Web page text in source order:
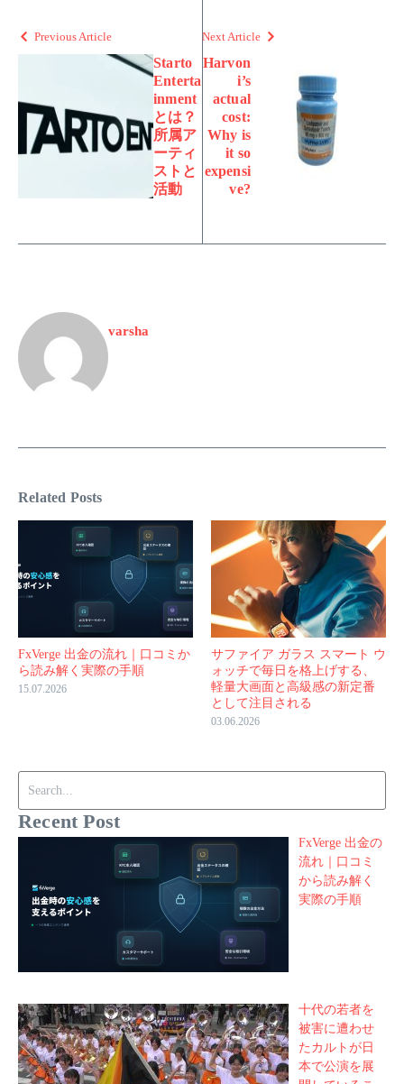
Previous Article
Starto
Enterta
inment
とは？
所属ア
ーティ
ストと
活動
Next Article
Harvon
i’s
actual
cost:
Why is
it so
expensi
ve?
varsha
Related Posts
FxVerge 出金の流れ｜口コミか
ら読み解く実際の手順
15.07.2026
サファイア ガラス スマート ウ
ォッチで毎日を格上げする、
軽量大画面と高級感の新定番
として注目される
03.06.2026
Recent Post
FxVerge 出金の
流れ｜口コミ
から読み解く
実際の手順
十代の若者を
被害に遭わせ
たカルトが日
本で公演を展